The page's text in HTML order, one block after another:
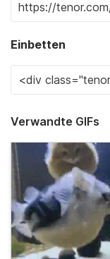
Einbetten
Verwandte GIFs